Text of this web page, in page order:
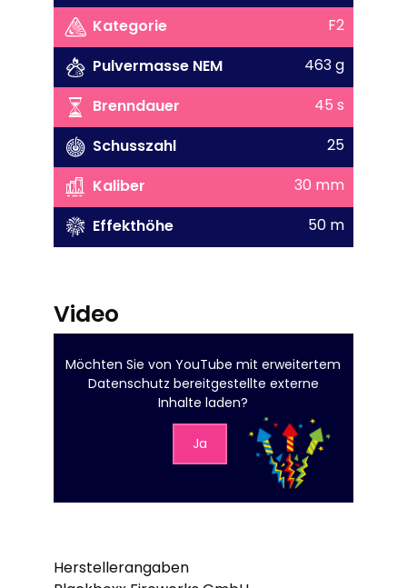
Kategorie
F2
Pulvermasse NEM
463 g
Brenndauer
45 s
Schusszahl
25
Kaliber
30 mm
Effekthöhe
50 m
Video
Möchten Sie vonYouTube mit erweitertem
Datenschutz bereitgestellte externe
Inhalte laden?
Ja
Herstellerangaben